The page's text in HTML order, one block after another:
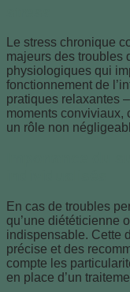
Le stress chronique
majeurs des troubles
physiologiques qui
fonctionnement de
pratiques relaxantes
moments conviviaux,
un rôle non
En cas de troubles
qu’une diététicienne
indispensable. Cette
précise et des
compte les
en place d’un